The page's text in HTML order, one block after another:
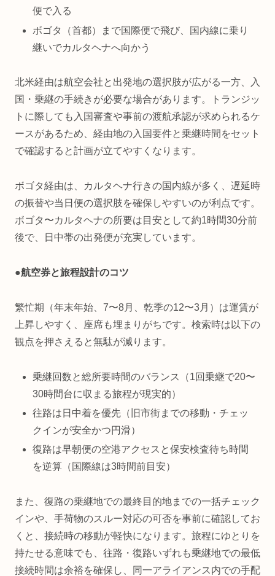
便で入る
ボゴタ（首都）まで国際便で飛び、国内線に乗り
継いでカルタヘナへ向かう
北米経由は航空会社と出発地の選択肢が広がる一方、入
国・乗継の手続きが必要な場合があります。トランジッ
トに際しても入国審査や事前の渡航承認が求められるケ
ースがあるため、経由地の入国要件と乗継時間をセット
で確認すると計画が立てやすくなります。
ボゴタ経由は、カルタヘナ行きの国内線が多く、遅延時
の振替や当日便の選択肢を確保しやすいのが利点です。
ボゴタ〜カルタヘナの所要は目安として約1時間30分前
後で、日中帯の出発便が充実しています。
●航空券と旅程設計のコツ
繁忙期（年末年始、7〜8月、乾季の12〜3月）は運賃が
上昇しやすく、座席も埋まりがちです。検索時は以下の
観点を押さえると無駄が減ります。
乗継回数と総所要時間のバランス（1回乗継で20〜
30時間台に収まる旅程が現実的）
往路は日中着を優先（旧市街までの移動・チェッ
クインが安全かつ円滑）
復路は早朝便の空港アクセスと保安検査待ち時間
を逆算（国際線は3時間前目安）
また、復路の乗継地での最終目的地までの一括チェック
インや、手荷物のスルー対応の可否を事前に確認してお
くと、接続時の移動が軽快になります。旅程にゆとりを
持たせる意味でも、往路・復路いずれも乗継地での最低
接続時間は余裕を確保し、同一アライアンス内での手配